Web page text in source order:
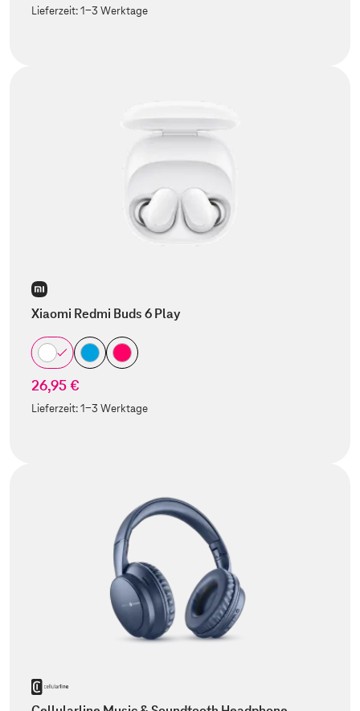
Lieferzeit:1-3 Werktage
Xiaomi Redmi Buds 6 Play
26,95 €
Lieferzeit:1-3 Werktage